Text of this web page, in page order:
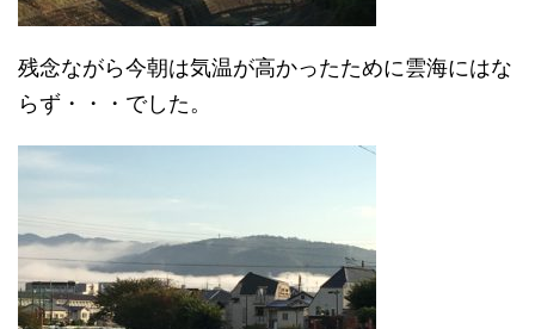
残念ながら今朝は気温が高かったために雲海にはな
らず・・・でした。